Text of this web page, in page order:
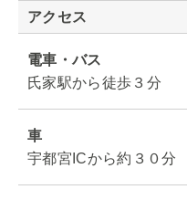
アクセス
電車・バス
氏家駅から徒歩３分
車
宇都宮ICから約３０分